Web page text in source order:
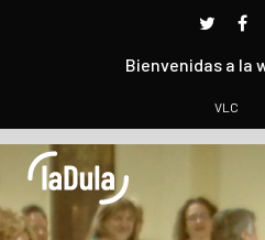
Bienvenidas a la
VLC